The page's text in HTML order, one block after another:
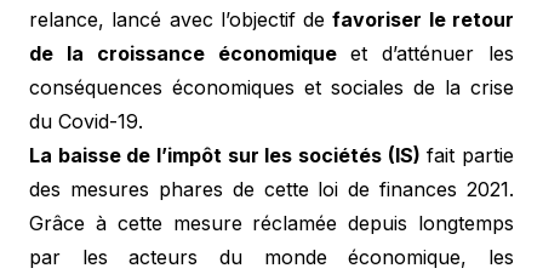
relance, lancé avec l’objectif defavoriser le retour
de la croissance économiqueet d’atténuer les
conséquences économiques et sociales de la crise
du Covid-19.
La baisse de l’impôt sur les sociétés (IS) fait partie
des mesures phares de cette loi de finances 2021.
Grâce à cette mesure réclamée depuis longtemps
par les acteurs du monde économique, les